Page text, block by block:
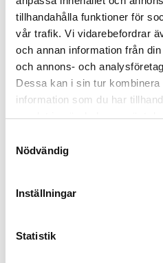
tillhandahålla funktioner för
vår trafik. Vi vidarebefordrar
och annan information från
och annons- och
Dessa kan i sin tur
information som du har
samlat in när du har använt
Nödvändig
Inställningar
Statistik
Fri frakt på mindra varor vid
900:- i frakt vid köp av större
Hämta i butik
FRÅGA OSS OM PRODUKTEN
PRODUKTVARIANTER